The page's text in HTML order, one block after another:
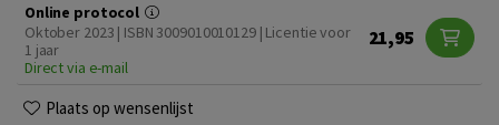
Online protocol
Oktober 2023 | ISBN 3009010010129 | Licentie voor
1 jaar
Direct via e-mail
21,95
Plaats op wensenlijst